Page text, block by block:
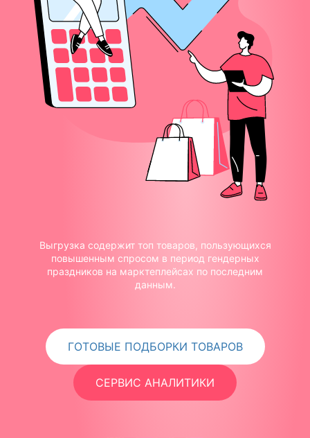
Выгрузка содержит топ товаров, пользующихся
повышенным спросом в период гендерных
праздников на марктеплейсах по последним
данным.
ГОТОВЫЕ ПОДБОРКИ ТОВАРОВ
СЕРВИС АНАЛИТИКИ